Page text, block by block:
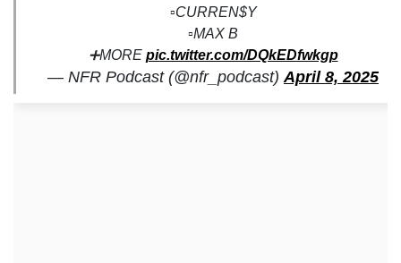
▫️CURREN$Y
▫️MAX B
➕MORE pic.twitter.com/DQkEDfwkgp
— NFR Podcast (@nfr_podcast)April 8, 2025